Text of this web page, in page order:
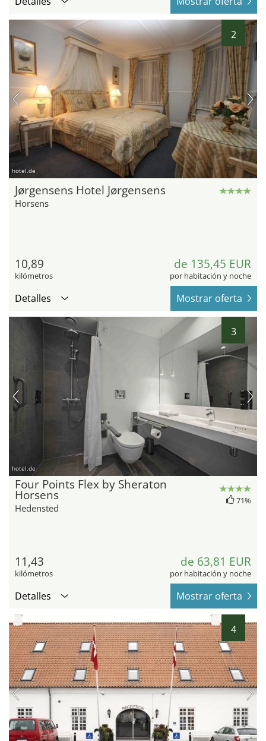
2
hotel.de
Jørgensens Hotel Jørgensens
Horsens
10,89
kilómetros
de 135,45 EUR
por habitación y noche
Detalles Mostrar oferta
3
hotel.de
Four Points Flex by Sheraton
Horsens
Hedensted
71%
11,43
kilómetros
de 63,81 EUR
por habitación y noche
Detalles Mostrar oferta
4